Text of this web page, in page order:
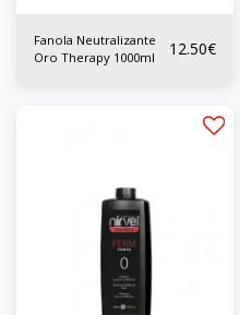
Fanola Neutralizante
Oro Therapy 1000ml
12.50€